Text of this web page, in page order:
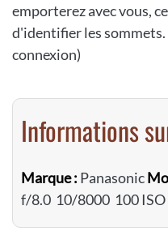
emporterez avec vous,
d'identifier les sommets.
connexion)
Informations
Marque : Panasonic
f/8.0 10/8000 100 ISO